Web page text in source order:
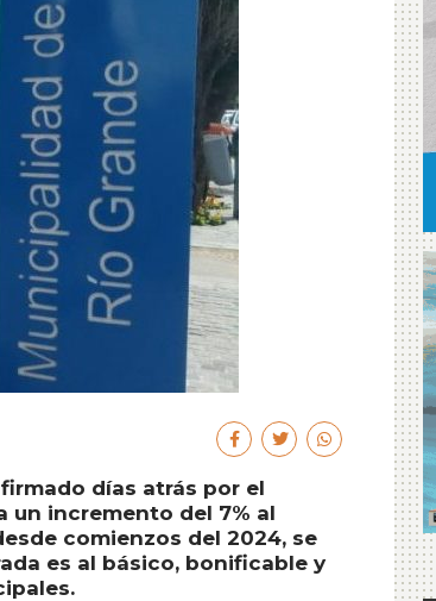
días atrás por el
un incremento del 7% al
comienzos del 2024, se
es al básico, bonificable y